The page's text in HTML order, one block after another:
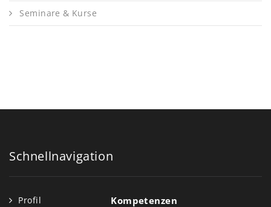
Seminare & Kurse
Schnellnavigation
Profil
Kompetenzen